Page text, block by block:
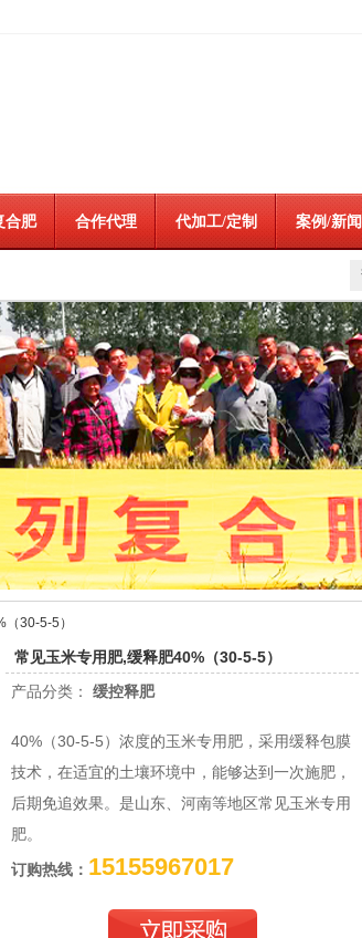
合肥 合作代理 代加工/定制 案例/新闻
30-5-5）
常见玉米专用肥,缓释肥40%（30-5-5）
产品分类： 缓控释肥
40%（30-5-5）浓度的玉米专用肥，采用缓释包膜
技术，在适宜的土壤环境中，能够达到一次施肥，
后期免追效果。是山东、河南等地区常见玉米专用
肥。
订购热线： 15155967017